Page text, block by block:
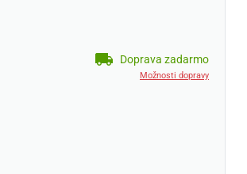
Doprava zadarmo
Možnosti dopravy